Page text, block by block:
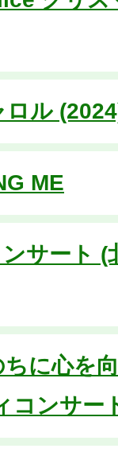
ル
ME
サート (
ちに心を
コンサー